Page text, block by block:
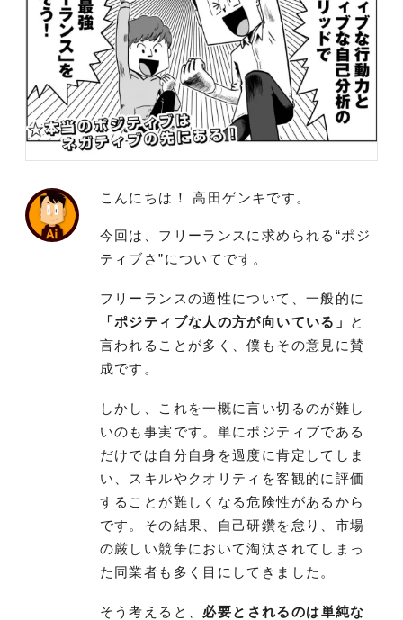
こんにちは！ 高田ゲンキです。
今回は、フリーランスに求められる“ポジ
ティブさ”についてです。
フリーランスの適性について、一般的に
「ポジティブな人の方が向いている」 と
言われることが多く、僕もその意見に賛
成です。
しかし、これを一概に言い切るのが難し
いのも事実です。単にポジティブである
だけでは自分自身を過度に肯定してしま
い、スキルやクオリティを客観的に評価
することが難しくなる危険性があるから
です。その結果、自己研鑽を怠り、市場
の厳しい競争において淘汰されてしまっ
た同業者も多く目にしてきました。
そう考えると、 必要とされるのは単純な